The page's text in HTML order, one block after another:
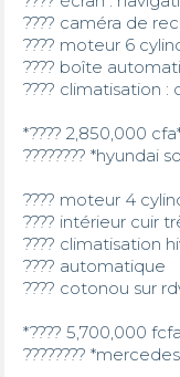
???? caméra de
???? moteur 6
???? boîte
???? climatisation :
*???? 2,850,000
???????? *hyundai
???? moteur 4
???? intérieur cuir
???? climatisation
???? automatique
???? cotonou sur
*???? 5,700,000
????????